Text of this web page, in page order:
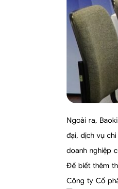
Ngoài ra,
đại, dịch vụ
doanh nghiệp
Để biết thêm
Công ty Cổ